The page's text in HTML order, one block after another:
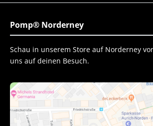
Pomp® Norderney
Schau in unserem Store auf Norderney
uns auf deinen Besuch.